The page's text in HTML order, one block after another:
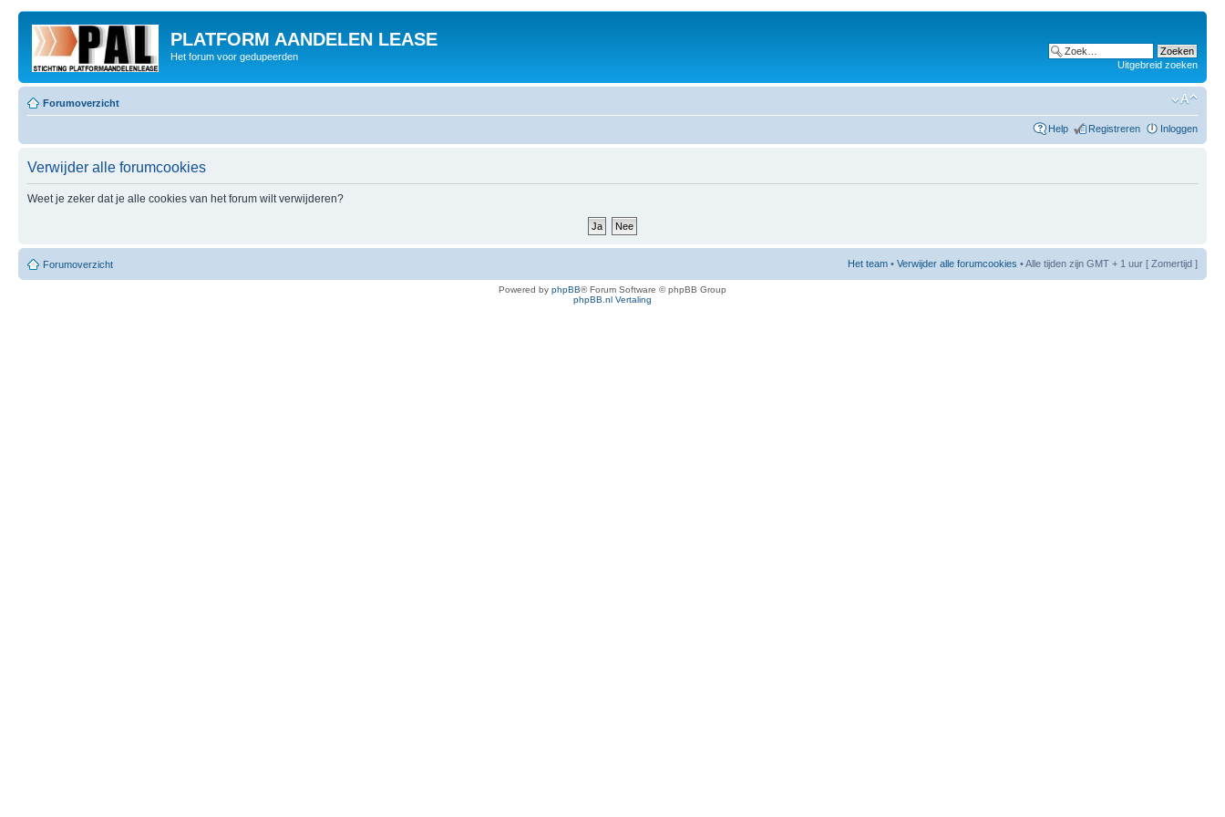
PLATFORM AANDELEN LEASE
Het forum voor gedupeerden
Uitgebreid zoeken
Forumoverzicht
Help Registreren Inloggen
Verwijder alle forumcookies
Weet je zeker dat je alle cookies van het forum wilt verwijderen?
Forumoverzicht Het team • Verwijder alle forumcookies • Alle tijden zijn GMT + 1 uur [ Zomertijd ]
Powered by phpBB® Forum Software © phpBB Group
phpBB.nl Vertaling